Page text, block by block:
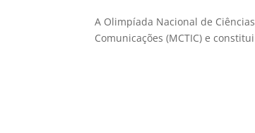
A Olimpíada Nacional de
Comunicações (MCTIC) e